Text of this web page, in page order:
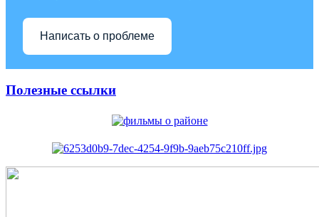
Написать о проблеме
Полезные ссылки